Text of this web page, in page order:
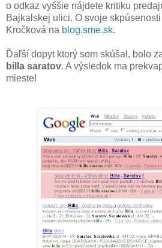
o odkaz vyššie nájdete kritiku
Bajkalskej ulici. O svoje
Kročková na blog.sme.sk.
Ďaľší dopyt ktorý som skúšal, bolo
billa saratov. A výsledok ma
mieste!